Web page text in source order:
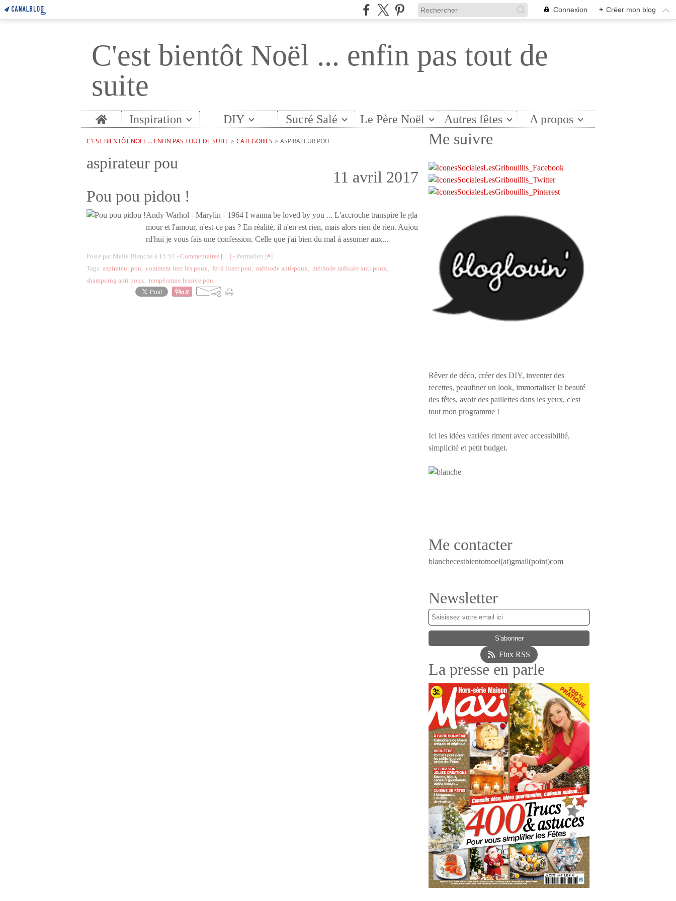
Connexion + Créer mon blog
C'est bientôt Noël ... enfin pas tout de
suite
Home Inspiration DIY Sucré Salé Le Père Noël Autres fêtes A propos
C'EST BIENTÔT NOËL ... ENFIN PAS TOUT DE SUITE > CATEGORIES > ASPIRATEUR POU
aspirateur pou
11 avril 2017
Pou pou pidou !
Andy Warhol - Marylin - 1964 I wanna be loved by you ... L'accroche transpire le gla
mour et l'amour, n'est-ce pas ? En réalité, il n'en est rien, mais alors rien de rien. Aujou
rd'hui je vous fais une confession. Celle que j'ai bien du mal à assumer aux...
Posté par Melle Blanche à 15:57 - Commentaires […] - Permalien [#]
Tags: aspirateur pou, comment tuer les poux, fer à lisser pou, méthode anti-poux, méthode radicale anti poux,
shampoing anti poux, température lessive pou
Me suivre
Rêver de déco, créer des DIY, inventer des
recettes, peaufiner un look, immortaliser la beauté
des fêtes, avoir des paillettes dans les yeux, c'est
tout mon programme !
Ici les idées variées riment avec accessibilité,
simplicité et petit budget.
Me contacter
blanchecestbientotnoel(at)gmail(point)com
Newsletter
Flux RSS
La presse en parle